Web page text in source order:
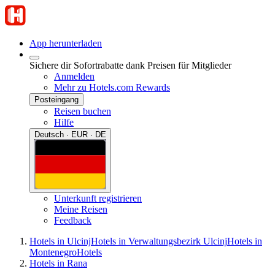
App herunterladen
Sichere dir Sofortrabatte dank Preisen für Mitglieder
Anmelden
Mehr zu Hotels.com Rewards
Posteingang
Reisen buchen
Hilfe
Deutsch · EUR · DE
Unterkunft registrieren
Meine Reisen
Feedback
Hotels in UlcinjHotels in Verwaltungsbezirk UlcinjHotels in
MontenegroHotels
Hotels in Rana